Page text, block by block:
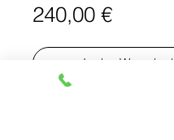
240,00 €Preis
In den Warenkorb